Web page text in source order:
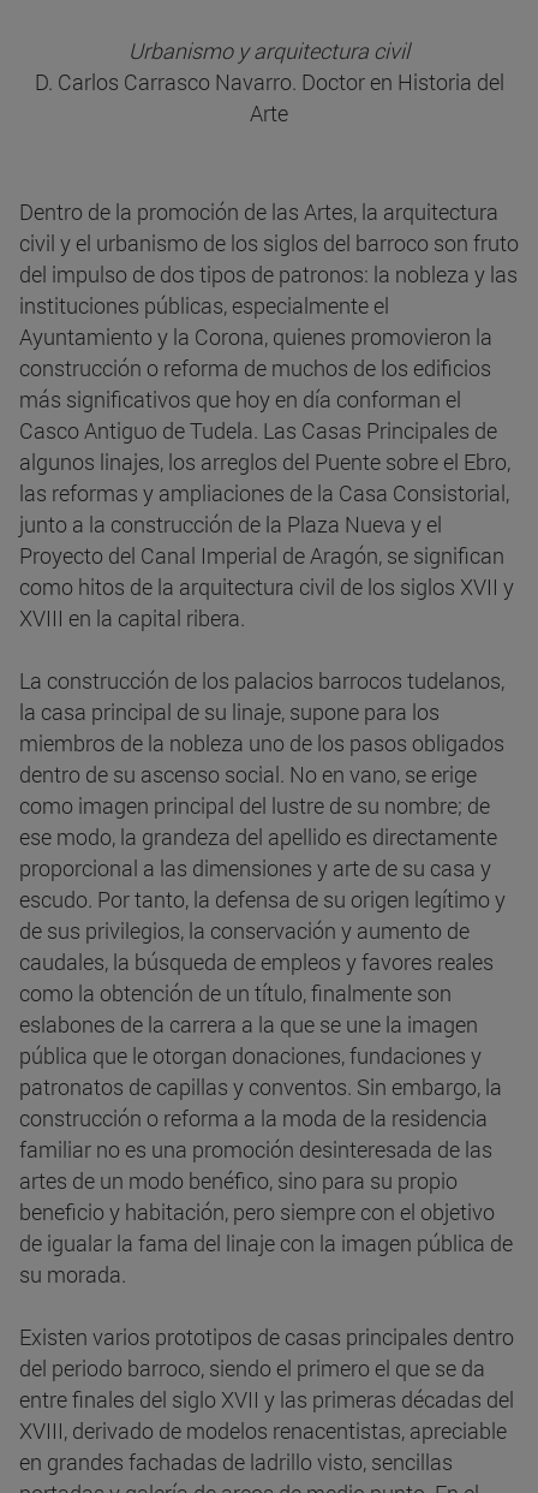
Urbanismo y arquitectura civil
D. Carlos Carrasco Navarro. Doctor en Historia del
Arte
Dentro de la promoción de las Artes, la arquitectura
civil y el urbanismo de los siglos del barroco son fruto
del impulso de dos tipos de patronos: la nobleza y las
instituciones públicas, especialmente el
Ayuntamiento y la Corona, quienes promovieron la
construcción o reforma de muchos de los edificios
más significativos que hoy en día conforman el
Casco Antiguo de Tudela. Las Casas Principales de
algunos linajes, los arreglos del Puente sobre el Ebro,
las reformas y ampliaciones de la Casa Consistorial,
junto a la construcción de la Plaza Nueva y el
Proyecto del Canal Imperial de Aragón, se significan
como hitos de la arquitectura civil de los siglos XVII y
XVIII en la capital ribera.
La construcción de los palacios barrocos tudelanos,
la casa principal de su linaje, supone para los
miembros de la nobleza uno de los pasos obligados
dentro de su ascenso social. No en vano, se erige
como imagen principal del lustre de su nombre; de
ese modo, la grandeza del apellido es directamente
proporcional a las dimensiones y arte de su casa y
escudo. Por tanto, la defensa de su origen legítimo y
de sus privilegios, la conservación y aumento de
caudales, la búsqueda de empleos y favores reales
como la obtención de un título, finalmente son
eslabones de la carrera a la que se une la imagen
pública que le otorgan donaciones, fundaciones y
patronatos de capillas y conventos. Sin embargo, la
construcción o reforma a la moda de la residencia
familiar no es una promoción desinteresada de las
artes de un modo benéfico, sino para su propio
beneficio y habitación, pero siempre con el objetivo
de igualar la fama del linaje con la imagen pública de
su morada.
Existen varios prototipos de casas principales dentro
del periodo barroco, siendo el primero el que se da
entre finales del siglo XVII y las primeras décadas del
XVIII, derivado de modelos renacentistas, apreciable
en grandes fachadas de ladrillo visto, sencillas